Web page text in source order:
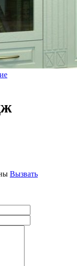
Вызвать